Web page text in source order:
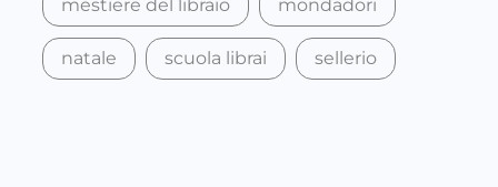
mestiere del libraio mondadori
natale scuola librai sellerio